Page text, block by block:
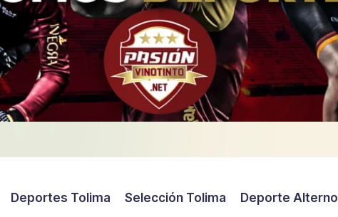
Deportes Tolima Selección Tolima Deporte Alterno